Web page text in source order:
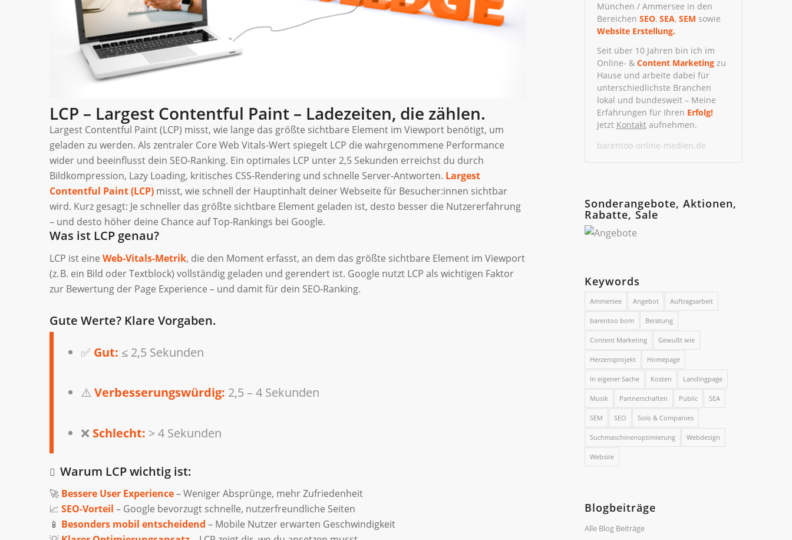
LCP – Largest Contentful Paint – Ladezeiten, die zählen.
Largest Contentful Paint (LCP) misst, wie lange das größte sichtbare Element im Viewport benötigt, um
geladen zu werden. Als zentraler Core Web Vitals-Wert spiegelt LCP die wahrgenommene Performance
wider und beeinflusst dein SEO-Ranking. Ein optimales LCP unter 2,5 Sekunden erreichst du durch
Bildkompression, Lazy Loading, kritisches CSS-Rendering und schnelle Server-Antworten. Largest
Contentful Paint (LCP)misst, wie schnell der Hauptinhalt deiner Webseite für Besucher:innen sichtbar
wird. Kurz gesagt: Je schneller das größte sichtbare Element geladen ist, desto besser die Nutzererfahrung
– und desto höher deine Chance auf Top-Rankings bei Google.
Was ist LCP genau?
LCP ist eine Web-Vitals-Metrik, die den Moment erfasst, an dem das größte sichtbare Element im Viewport
(z. B. ein Bild oder Textblock) vollständig geladen und gerendert ist. Google nutzt LCP als wichtigen Faktor
zur Bewertung der Page Experience – und damit für dein SEO-Ranking.
Gute Werte? Klare Vorgaben.
✅ Gut: ≤ 2,5 Sekunden
⚠️Verbesserungswürdig: 2,5 – 4 Sekunden
❌ Schlecht: > 4 Sekunden
Warum LCP wichtig ist:
🚀 Bessere User Experience– Weniger Absprünge, mehr Zufriedenheit
📈 SEO-Vorteil – Google bevorzugt schnelle, nutzerfreundliche Seiten
📱 Besonders mobil entscheidend – Mobile Nutzer erwarten Geschwindigkeit
München / Ammersee in den
Bereichen SEO, SEA, SEM sowie
Website Erstellung.
Seit über 10 Jahren bin ich im
Online- & Content Marketingzu
Hause und arbeite dabei für
unterschiedlichste Branchen
lokal und bundesweit – Meine
Erfahrungen für Ihren Erfolg!
Jetzt Kontaktaufnehmen.
barentoo-online-medien.de
Sonderangebote, Aktionen,
Rabatte, Sale
Keywords
Ammersee Angebot Auftragsarbeit
barentoo bom Beratung
Content Marketing Gewußt wie
Herzensprojekt Homepage
In eigener Sache Kosten Landingpage
Musik Partnerschaften Public SEA
SEM SEO Solo & Companies
Suchmaschinenoptimierung Webdesign
Website
Blogbeiträge
Alle Blog Beiträge